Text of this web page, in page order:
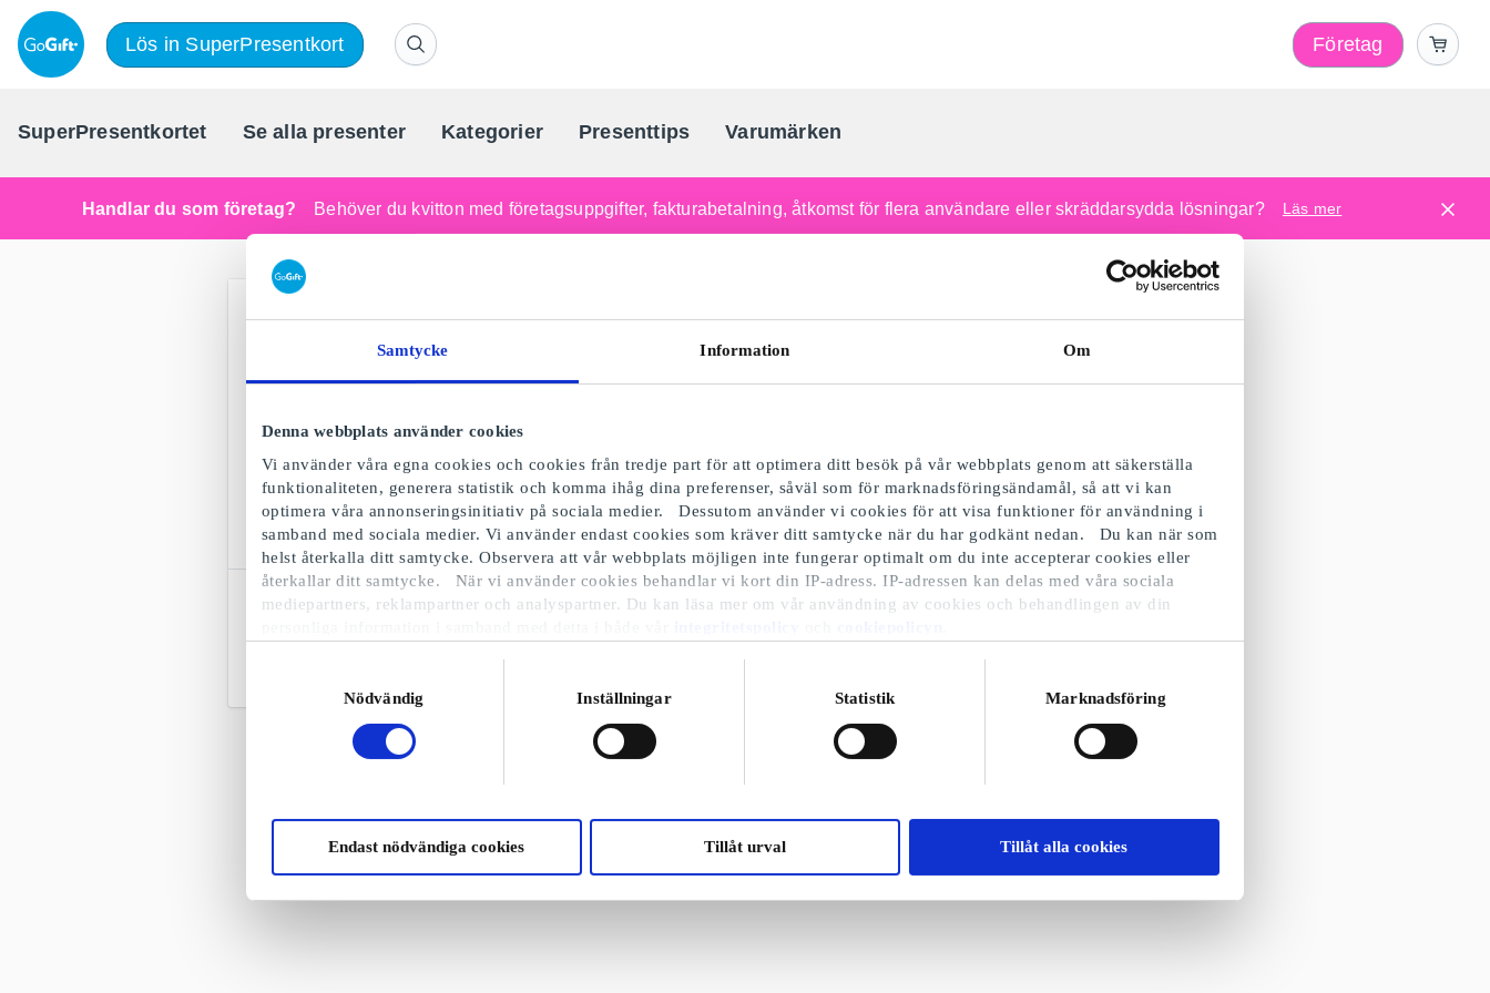
Samtycke Information Om
Denna webbplats använder cookies
Vi använder våra egna cookies och cookies från tredje part för att optimera ditt besök på vår webbplats genom att säkerställa
funktionaliteten, generera statistik och komma ihåg dina preferenser, såväl som för marknadsföringsändamål, så att vi kan
optimera våra annonseringsinitiativ på sociala medier. Dessutom använder vi cookies för att visa funktioner för användning i
samband med sociala medier. Vi använder endast cookies som kräver ditt samtycke när du har godkänt nedan. Du kan när som
helst återkalla ditt samtycke. Observera att vår webbplats möjligen inte fungerar optimalt om du inte accepterar cookies eller
återkallar ditt samtycke. När vi använder cookies behandlar vi kort din IP-adress. IP-adressen kan delas med våra sociala
mediepartners, reklampartner och analyspartner. Du kan läsa mer om vår användning av cookies och behandlingen av din
Nödvändig
Inställningar Statistik Marknadsföring
Endast nödvändiga cookies Tillåt urval Tillåt alla cookies
Lös in SuperPresentkort Företag
SuperPresentkortet Se alla presenter Kategorier Presenttips Varumärken
Sveriges största presentkortportal
Handlar du som företag? Behöver du kvitton med företagsuppgifter, fakturabetalning, åtkomst för flera användare eller skräddarsydda lösningar? Läs mer
ILVA SE Presentkort
heminredning för alla hem